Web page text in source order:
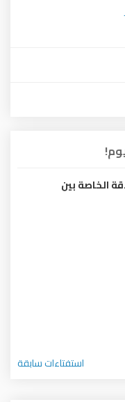
الخاصة بين
استفتاءات سابقة